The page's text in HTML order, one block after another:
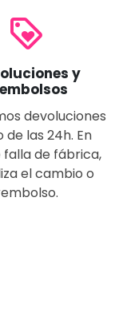
loyalty
y
devoluciones
las 24h. En
falla de fábrica,
el cambio o